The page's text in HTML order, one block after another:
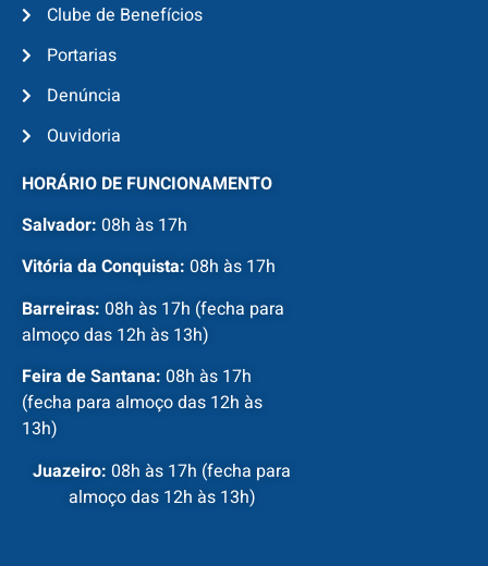
Clube de Benefícios
Portarias
Denúncia
Ouvidoria
HORÁRIO DE FUNCIONAMENTO
Salvador: 08h às 17h
Vitória da Conquista: 08h às 17h
Barreiras: 08h às 17h (fecha para
almoço das 12h às 13h)
Feira de Santana: 08h às 17h
(fecha para almoço das 12h às
13h)
Juazeiro: 08h às 17h (fecha para
almoço das 12h às 13h)